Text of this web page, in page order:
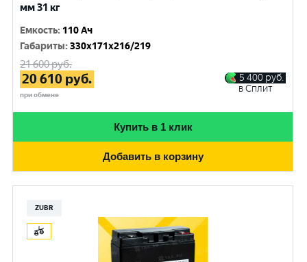
мм 31 кг
Емкость: 110 Ач
Габариты:330x171x216/219
21 600руб.
20 610 руб.
при обмене
5 400 руб.
в Сплит
Купить в 1 клик
Добавить в корзину
ZUBR